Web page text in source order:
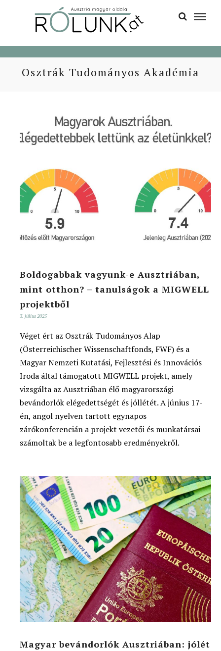
Osztrák Tudományos Akadémia
Boldogabbak vagyunk-e Ausztriában,
mint otthon? – tanulságok a MIGWELL
projektből
3. július 2025
Véget ért az Osztrák Tudományos Alap
(Österreichischer Wissenschaftfonds, FWF) és a
Magyar Nemzeti Kutatási, Fejlesztési és Innovációs
Iroda által támogatott MIGWELL projekt, amely
vizsgálta az Ausztriában élő magyarországi
bevándorlók elégedettségét és jóllétét. A június 17-
én, angol nyelven tartott egynapos
zárókonferencián a projekt vezetői és munkatársai
számoltak be a legfontosabb eredményekről.
Magyar bevándorlók Ausztriában: jólét